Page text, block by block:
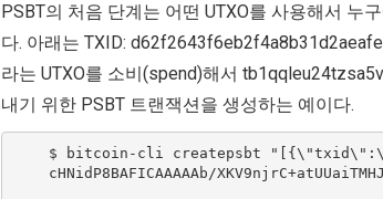
PSBT의 처음 단계는 어떤 UTXO를 사용해서 누
다. 아래는 TXID:
라는 UTXO를 소비(spend)해서
내기 위한 PSBT 트랜잭션을 생성하는 예이다.
$ bitcoin-cli createpsbt
cHNidP8BAFICAAAAAb/